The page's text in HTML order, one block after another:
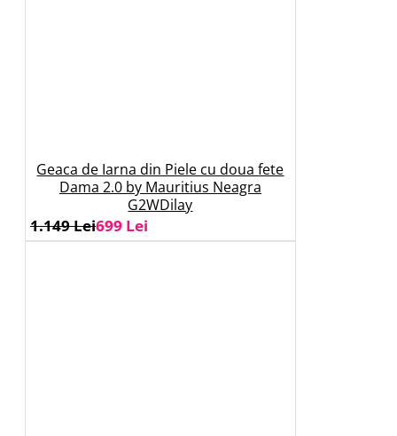
Geaca de Iarna din Piele cu doua fete
Dama 2.0 by Mauritius Neagra
G2WDilay
699 Lei
1.149 Lei